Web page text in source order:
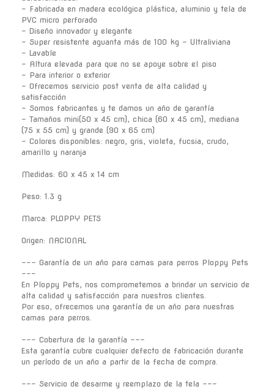
- Fabricada en madera ecológica plástica, aluminio y tela de
PVC micro perforado
- Diseño innovador y elegante
- Super resistente aguanta más de 100 kg - Ultraliviana
- Lavable
- Altura elevada para que no se apoye sobre el piso
- Para interior o exterior
- Ofrecemos servicio post venta de alta calidad y
satisfacción
- Somos fabricantes y te damos un año de garantía
- Tamaños mini(50 x 45 cm), chica (60 x 45 cm), mediana
(75 x 55 cm) y grande (90 x 65 cm)
- Colores disponibles: negro, gris, violeta, fucsia, crudo,
amarillo y naranja
Medidas: 60 x 45 x 14 cm
Peso: 1.3 g
Marca: PLOPPY PETS
Origen: NACIONAL
--- Garantía de un año para camas para perros Ploppy Pets
---
En Ploppy Pets, nos comprometemos a brindar un servicio de
alta calidad y satisfacción para nuestros clientes.
Por eso, ofrecemos una garantía de un año para nuestras
camas para perros.
--- Cobertura de la garantía ---
Esta garantía cubre cualquier defecto de fabricación durante
un período de un año a partir de la fecha de compra.
--- Servicio de desarme y reemplazo de la tela ---